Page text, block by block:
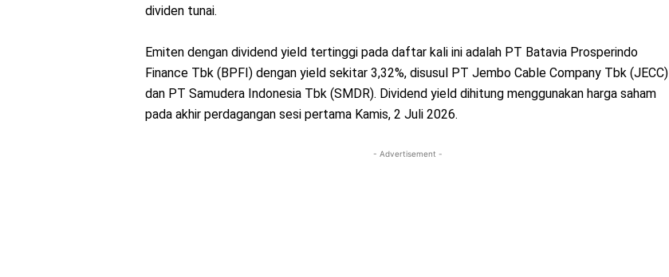
dividen tunai.
Emiten dengan dividend yield tertinggi pada daftar kali ini adalah PT Batavia Prosperindo
Finance Tbk (BPFI) dengan yield sekitar 3,32%, disusul PT Jembo Cable Company Tbk (JECC)
dan PT Samudera Indonesia Tbk (SMDR). Dividend yield dihitung menggunakan harga saham
pada akhir perdagangan sesi pertama Kamis, 2 Juli 2026.
- Advertisement -